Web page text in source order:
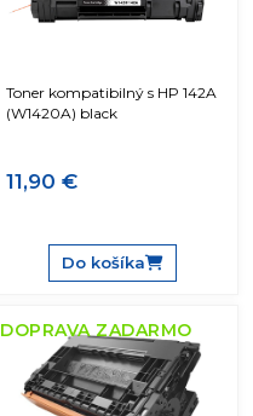
Toner kompatibilný s HP 142A
(W1420A) black
11,90 €
Do košíka
DOPRAVA ZADARMO